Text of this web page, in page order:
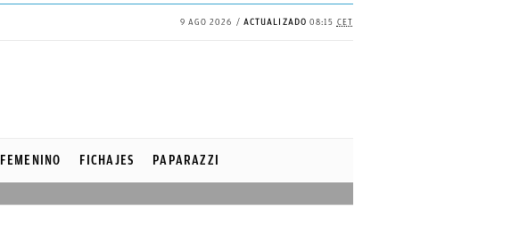
9 AGO 2026 ACTUALIZADO 08:15 CET
FEMENINO FICHAJES PAPARAZZI